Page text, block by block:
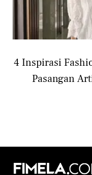
4 Inspirasi
Pasangan